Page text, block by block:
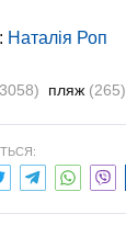
Наталія Роп
пляж (265)